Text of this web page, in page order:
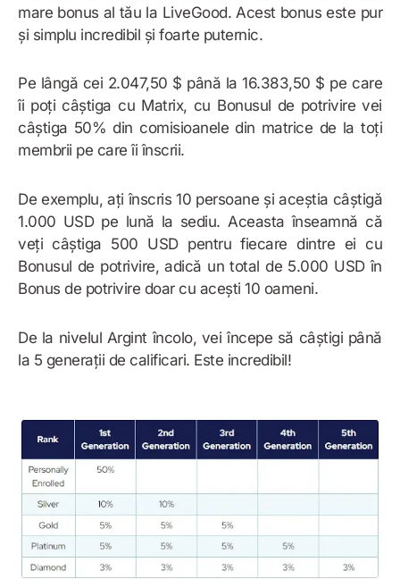
mare bonus al tău la LiveGood. Acest bonus este pur
și simplu incredibil și foarte puternic.
Pe lângă cei 2.047,50 $ până la 16.383,50 $ pe care
îi poți câștiga cu Matrix, cu Bonusul de potrivire vei
câștiga 50% din comisioanele din matrice de la toți
membrii pe care îi înscrii.
De exemplu, ați înscris 10 persoane și aceștia câștigă
1.000 USD pe lună la sediu. Aceasta înseamnă că
veți câștiga 500 USD pentru fiecare dintre ei cu
Bonusul de potrivire, adică un total de 5.000 USD în
Bonus de potrivire doar cu acești 10 oameni.
De la nivelul Argint încolo, vei începe să câștigi până
la 5 generații de calificari. Este incredibil!